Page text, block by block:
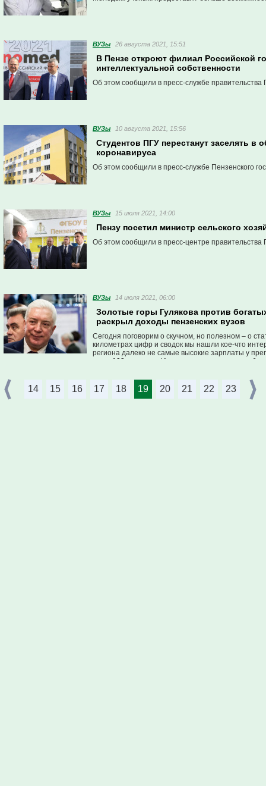
ВУЗы 26 августа 2021, 15:51
В Пензе откроют филиал Российской
интеллектуальной собственности
Об этом сообщили в пресс-службе правительства
ВУЗы 10 августа 2021, 15:56
Студентов ПГУ перестанут заселять в
коронавируса
Об этом сообщили в пресс-службе Пензенского
ВУЗы 15 июля 2021, 14:00
Пензу посетил министр сельского
Об этом сообщили в пресс-центре правительства
ВУЗы 14 июля 2021, 06:00
Золотые горы Гулякова против
раскрыл доходы пензенских вузов
Сегодня поговорим о скучном, но полезном – о
километрах цифр и сводок мы нашли кое-что
региона далеко не самые высокие зарплаты у
лишь 103 студента. И заодно выяснили, куда
14 15 16 17 18 19 20 21 22 23